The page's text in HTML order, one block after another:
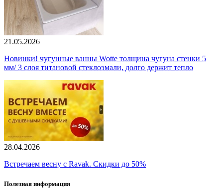
21.05.2026
Новинки! чугунные ванны Wotte толщина чугуна стенки 5
мм/ 3 слоя титановой стеклоэмали, долго держит тепло
28.04.2026
Встречаем весну с Ravak. Скидки до 50%
Полезная информация